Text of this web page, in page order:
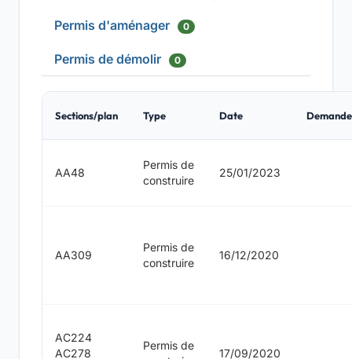
Permis d'aménager 0
Permis de démolir 0
Sections/plan Type Date
AA48
Permis de
construire
25/01/2023
AA309
Permis de
construire
16/12/2020
AC224
AC278
Permis de
17/09/2020